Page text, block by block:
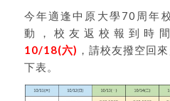
今年適逢中原大學70周年
動，校友返校報到時
10/18(六) ，請校友撥空回
下表。